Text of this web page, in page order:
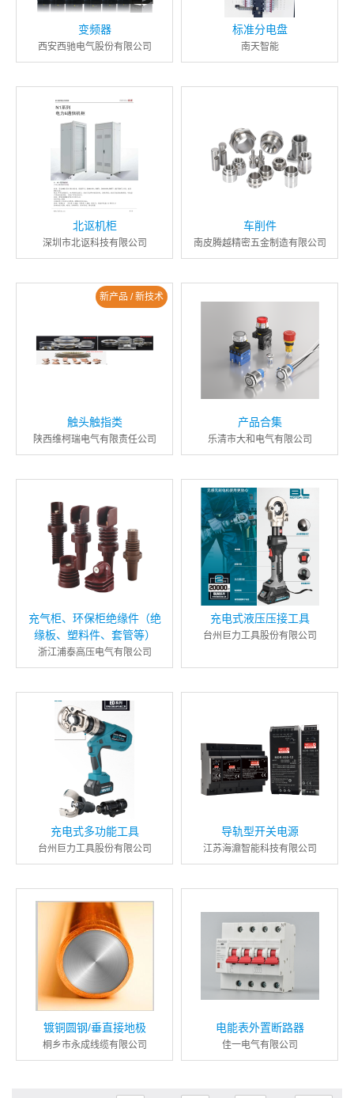
变频器
西安西驰电气股份有限公司
标准分电盘
南天智能
北讴机柜
深圳市北讴科技有限公司
车削件
南皮腾越精密五金制造有限公司
新产品 / 新技术
触头触指类
陕西维柯瑞电气有限责任公司
产品合集
乐清市大和电气有限公司
充气柜、环保柜绝缘件（绝
缘板、塑料件、套管等）
浙江浦泰高压电气有限公司
充电式液压压接工具
台州巨力工具股份有限公司
充电式多功能工具
台州巨力工具股份有限公司
导轨型开关电源
江苏海濎智能科技有限公司
镀铜圆钢/垂直接地极
桐乡市永成线缆有限公司
电能表外置断路器
佳一电气有限公司